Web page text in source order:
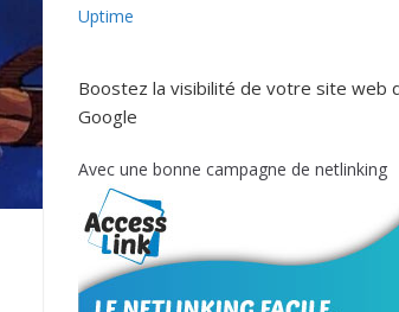
Uptime
Boostez la visibilité de votre site web
Google
Avec une bonne campagne de netlinking